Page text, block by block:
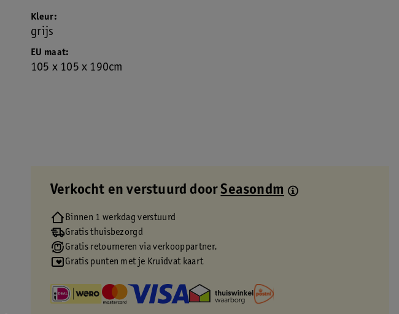
EU maat
105 x 105 x 190cm
Kleur
grijs
Verkocht en verstuurd doorSeasondm
Binnen 1 werkdag verstuurd
Gratis thuisbezorgd
Gratis retourneren via verkooppartner.
Gratis punten met je Kruidvat kaart